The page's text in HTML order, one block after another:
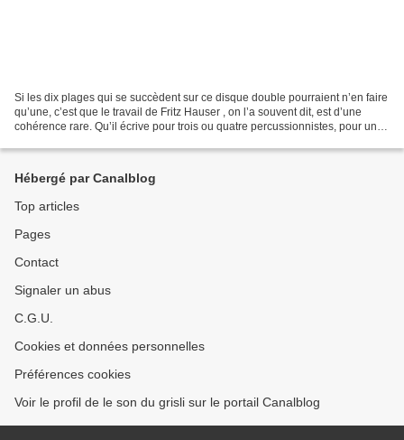
Si les dix plages qui se succèdent sur ce disque double pourraient n’en faire
qu’une, c’est que le travail de Fritz Hauser , on l’a souvent dit, est d’une
cohérence rare. Qu’il écrive pour trois ou quatre percussionnistes, pour un
Hébergé par Canalblog
Top articles
Pages
Contact
Signaler un abus
C.G.U.
Cookies et données personnelles
Préférences cookies
Voir le profil de le son du grisli sur le portail Canalblog